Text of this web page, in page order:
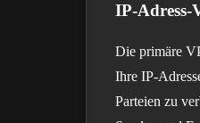
IP-Adress-
Die primäre
Ihre IP-
Parteien zu